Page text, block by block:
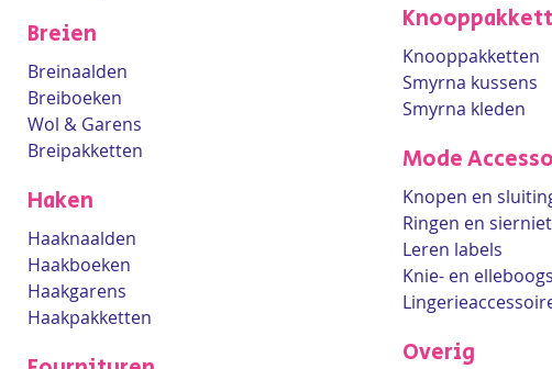
Breien
Breinaalden
Breiboeken
Wol & Garens
Breipakketten
Haken
Haaknaalden
Haakboeken
Haakgarens
Haakpakketten
Knooppakketten
Smyrna kussens
Smyrna kleden
Mode
Knopen en
Ringen en
Leren labels
Knie- en
Overig